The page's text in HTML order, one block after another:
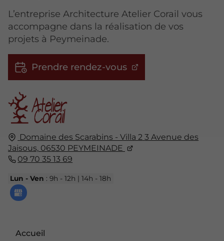
Domaine des Scarabins - Villa 2 3 Avenue des
Jaisous, 06530 PEYMEINADE
09 70 35 13 69
Lun - Ven : 9h - 12h | 14h - 18h
Accueil
L’entreprise Architecture Atelier Corail vous
accompagne dans la réalisation de vos
projets à Peymeinade.
Prendre rendez-vous